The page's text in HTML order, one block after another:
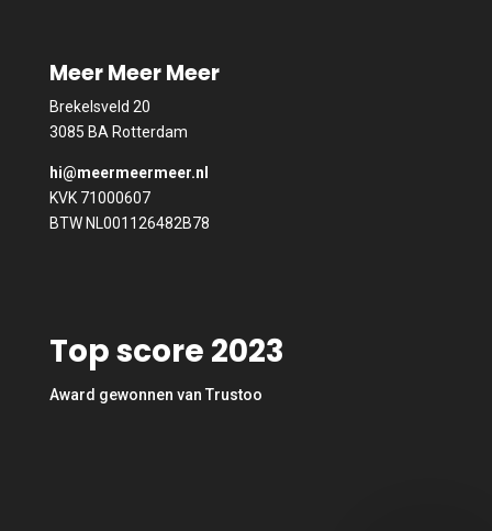
Meer Meer Meer
Brekelsveld 20
3085 BA Rotterdam
hi@meermeermeer.nl
KVK 71000607
BTW NL001126482B78
Top score 2023
Award gewonnen van Trustoo